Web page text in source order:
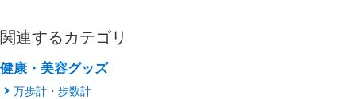
関連するカテゴリ
健康・美容グッズ
万歩計・歩数計